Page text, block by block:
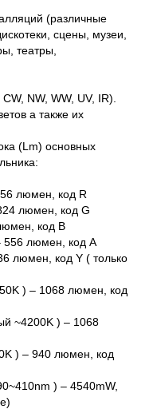
(различные
сцены, музеи,
театры,
NW, WW, UV, IR).
а также их
(Lm) основных
люмен, код R
люмен, код G
код B
556 люмен, код A
люмен, код Y ( только
) – 1068 люмен, код
~4200K ) – 1068
) – 940 люмен, код
) – 4540mW,